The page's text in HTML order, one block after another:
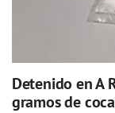
Detenido en A
gramos de